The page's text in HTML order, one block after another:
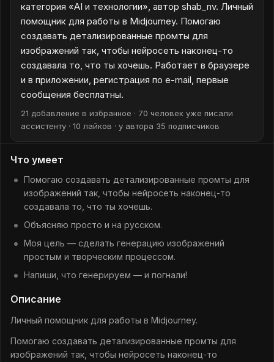
категория «AI и технологии», автор shab_nv. Личный
помощник для работы в Midjourney. Помогаю
создавать детализированные промты для
изображений так, чтобы нейросеть наконец-то
создавала то, что ты хочешь. Работает в браузере
и в приложении, регистрация по e-mail, первые
сообщения бесплатны.
21 добавление в избранное · 70 человек уже писали
ассистенту · 10 лайков · у автора 35 подписчиков
Что умеет
Помогаю создавать детализированные промты для
изображений так, чтобы нейросеть наконец-то
создавала то, что ты хочешь.
Объясняю просто и на русском.
Моя цель — сделать генерацию изображений
простым и творческим процессом.
Напиши, что генерируем — и погнали!
Описание
Личный помощник для работы в Midjourney.
Помогаю создавать детализированные промты для
изображений так, чтобы нейросеть наконец-то